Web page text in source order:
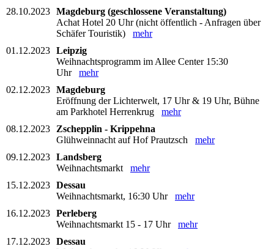
28.10.2023 Magdeburg (geschlossene Veranstaltung)
Achat Hotel 20 Uhr (nicht öffentlich - Anfragen über
Schäfer Touristik) mehr
01.12.2023 Leipzig
Weihnachtsprogramm im Allee Center 15:30
Uhr mehr
02.12.2023 Magdeburg
Eröffnung der Lichterwelt, 17 Uhr & 19 Uhr, Bühne
am Parkhotel Herrenkrug mehr
08.12.2023
Zschepplin - Krippehna
Glühweinnacht auf Hof Prautzsch mehr
09.12.2023 Landsberg
Weihnachtsmarkt mehr
15.12.2023 Dessau
Weihnachtsmarkt, 16:30 Uhr mehr
16.12.2023 Perleberg
Weihnachtsmarkt 15 - 17 Uhr mehr
17.12.2023 Dessau